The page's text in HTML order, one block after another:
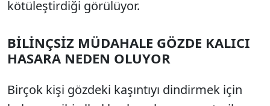
kötüleştirdiği görülüyor.
BİLİNÇSİZ MÜDAHALE GÖZDE KALICI
HASARA NEDEN OLUYOR
Birçok kişi gözdeki kaşıntıyı dindirmek için